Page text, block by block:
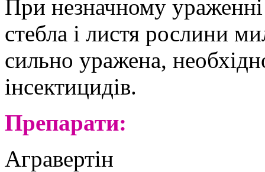
При незначному
стебла і листя рослини
сильно уражена,
інсектицидів.
Препарати:
Агравертін